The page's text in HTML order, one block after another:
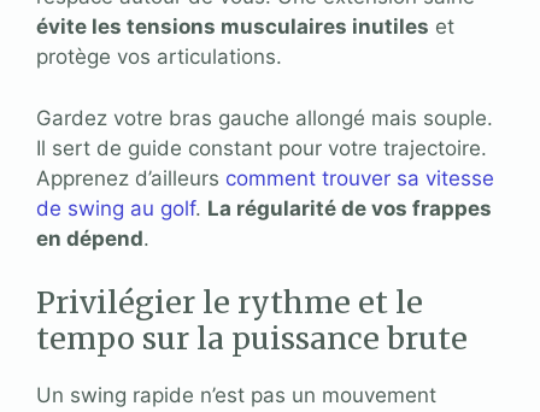
évite les tensions musculaires inutiles et
protège vos articulations.
Gardez votre bras gauche allongé mais souple.
Il sert de guide constant pour votre trajectoire.
Apprenez d’ailleurs comment trouver sa vitesse
de swing au golf. La régularité de vos frappes
en dépend.
Privilégier le rythme et le
tempo sur la puissance brute
Un swing rapide n’est pas un mouvement